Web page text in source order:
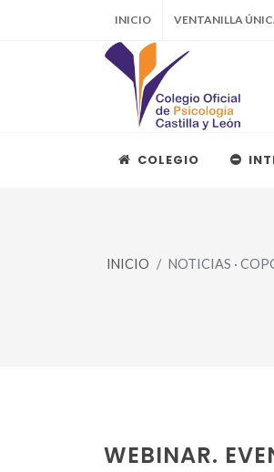
INICIO VENTANILLA
COLEGIO
INICIO NOTICIAS ·
WEBINAR.